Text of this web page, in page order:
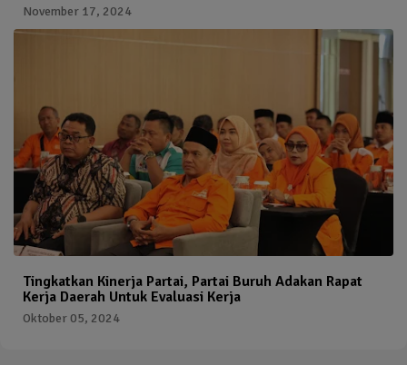
November 17, 2024
Tingkatkan Kinerja Partai, Partai Buruh Adakan Rapat
Kerja Daerah Untuk Evaluasi Kerja
Oktober 05, 2024